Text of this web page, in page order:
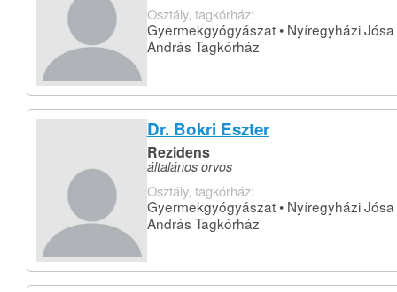
Osztály, tagkórház:
Gyermekgyógyászat • Nyíregyházi Jósa
András Tagkórház
Dr. Bokri Eszter
Rezidens
általános orvos
Osztály, tagkórház:
Gyermekgyógyászat • Nyíregyházi Jósa
András Tagkórház